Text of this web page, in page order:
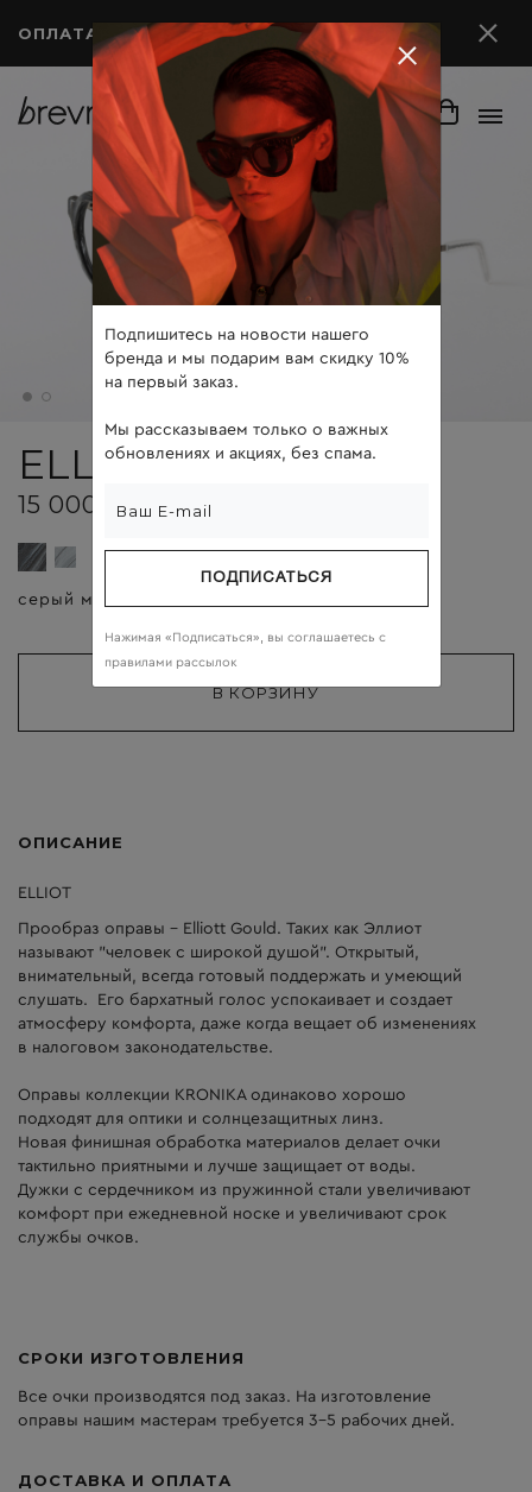
ОПЛАТА ПОСЛЕ ПРИМЕРКИ
ELLIOT
15 000 ₽
серый мрамор
ОПИСАНИЕ
ELLIOT
Прообраз оправы - Elliott Gould. Таких как Эллиот
называют "человек с широкой душой". Открытый,
внимательный, всегда готовый поддержать и умеющий
слушать. Его бархатный голос успокаивает и создает
атмосферу комфорта, даже когда вещает об изменениях
в налоговом законодательстве.
Оправы коллекции KRONIKA одинаково хорошо
подходят для оптики и солнцезащитных линз.
Новая финишная обработка материалов делает очки
тактильно приятными и лучше защищает от воды.
Дужки с сердечником из пружинной стали увеличивают
комфорт при ежедневной носке и увеличивают срок
службы очков.
СРОКИ ИЗГОТОВЛЕНИЯ
Все очки производятся под заказ. На изготовление
оправы нашим мастерам требуется 3-5 рабочих дней.
ДОСТАВКА И ОПЛАТА
Подпишитесь на новости нашего
бренда и мы подарим вам скидку 10%
на первый заказ.
Мы рассказываем только о важных
обновлениях и акциях, без спама.
ПОДПИСАТЬСЯ
Нажимая «Подписаться», вы соглашаетесь c
правилами рассылок